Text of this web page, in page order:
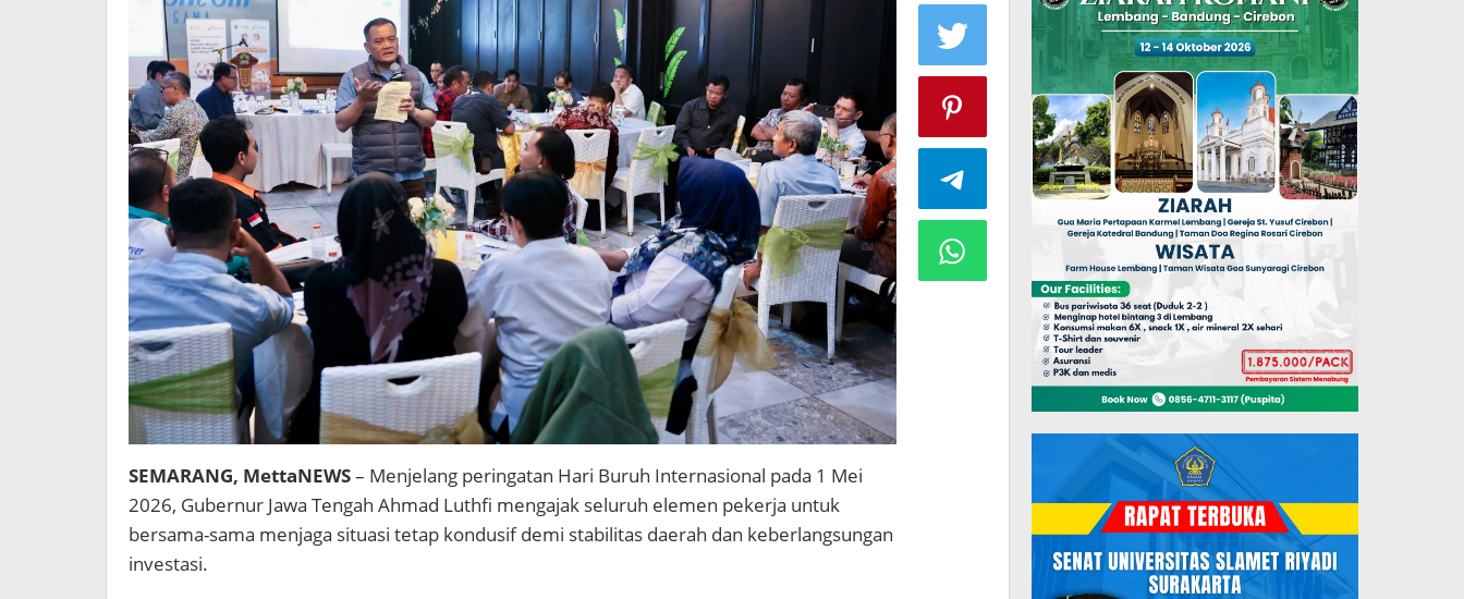
SEMARANG, MettaNEWS– Menjelang peringatan Hari Buruh Internasional pada 1 Mei
2026, Gubernur Jawa Tengah Ahmad Luthfi mengajak seluruh elemen pekerja untuk
bersama-sama menjaga situasi tetap kondusif demi stabilitas daerah dan keberlangsungan
investasi.